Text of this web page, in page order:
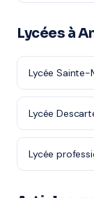
Lycées à
Lycée Sainte-
Lycée
Lycée